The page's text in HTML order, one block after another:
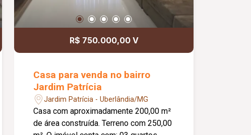
R$ 750.000,00 V
Casa para venda no bairro
Jardim Patrícia
Jardim Patrícia - Uberlândia/MG
Casa com aproximadamente 200,00 m²
de área construída. Terreno com 250,00